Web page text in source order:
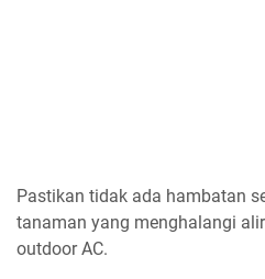
Pastikan tidak ada hambatan
tanaman yang menghalangi
outdoor AC.